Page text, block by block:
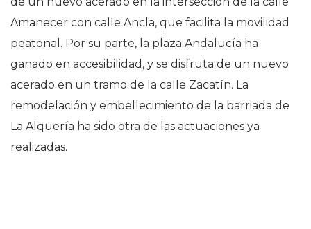
Amanecer con calle Ancla, que facilita la movilidad
peatonal. Por su parte, la plaza Andalucía ha
ganado en accesibilidad, y se disfruta de un nuevo
acerado en un tramo de la calle Zacatín. La
remodelación y embellecimiento de la barriada de
La Alquería ha sido otra de las actuaciones ya
realizadas.